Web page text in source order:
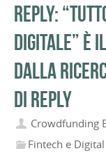
REPLY:
digitale” è
dalla
di Reply
Crowdfunding
Fintech e